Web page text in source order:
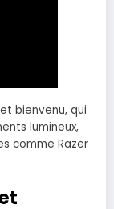
bienvenu, qui
lumineux,
comme Razer